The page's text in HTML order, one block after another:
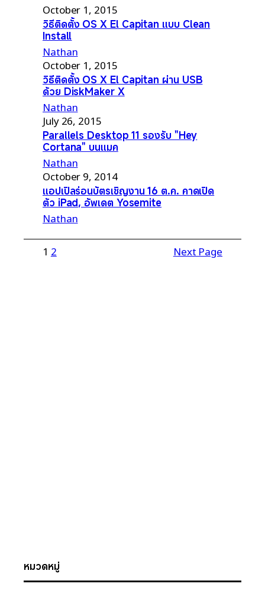
October 1, 2015
วิธีติดตั้ง OS X El Capitan แบบ Clean
Install
Nathan
October 1, 2015
วิธีติดตั้ง OS X El Capitan ผ่าน USB
ด้วย DiskMaker X
Nathan
July 26, 2015
Parallels Desktop 11 รองรับ "Hey
Cortana" บนแมค
Nathan
October 9, 2014
แอปเปิลร่อนบัตรเชิญงาน 16 ต.ค. คาดเปิด
ตัว iPad, อัพเดต Yosemite
Nathan
1 2 Next Page
หมวดหมู่